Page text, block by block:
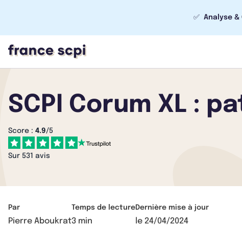
✅ Analyse &
SCPI Corum XL :
Score : 4.9/5
Sur 531 avis
Par
Pierre Aboukrat
Temps de lecture
3 min
Dernière mise à jour
le 24/04/2024